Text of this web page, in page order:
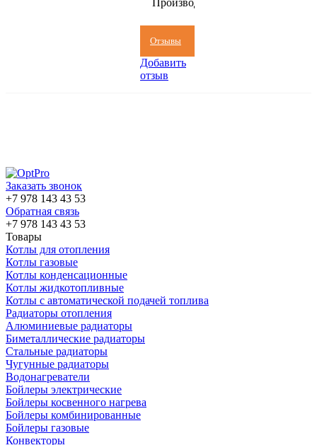
Отзывы
Добавить
отзыв
Заказать звонок
+7 978 143 43 53
Обратная связь
+7 978 143 43 53
Товары
Котлы для отопления
Котлы газовые
Котлы конденсационные
Котлы жидкотопливные
Котлы с автоматической подачей топлива
Радиаторы отопления
Алюминиевые радиаторы
Биметаллические радиаторы
Стальные радиаторы
Чугунные радиаторы
Водонагреватели
Бойлеры электрические
Бойлеры косвенного нагрева
Бойлеры комбинированные
Бойлеры газовые
Конвекторы